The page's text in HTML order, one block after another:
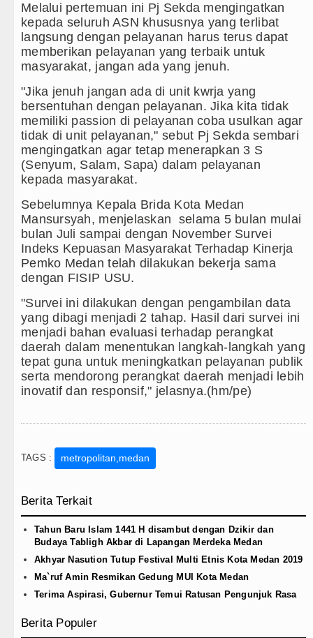
Melalui pertemuan ini Pj Sekda mengingatkan
kepada seluruh ASN khususnya yang terlibat
langsung dengan pelayanan harus terus dapat
memberikan pelayanan yang terbaik untuk
masyarakat, jangan ada yang jenuh.
"Jika jenuh jangan ada di unit kwrja yang
bersentuhan dengan pelayanan. Jika kita tidak
memiliki passion di pelayanan coba usulkan agar
tidak di unit pelayanan," sebut Pj Sekda sembari
mengingatkan agar tetap menerapkan 3 S
(Senyum, Salam, Sapa) dalam pelayanan
kepada masyarakat.
Sebelumnya Kepala Brida Kota Medan
Mansursyah, menjelaskan selama 5 bulan mulai
bulan Juli sampai dengan November Survei
Indeks Kepuasan Masyarakat Terhadap Kinerja
Pemko Medan telah dilakukan bekerja sama
dengan FISIP USU.
"Survei ini dilakukan dengan pengambilan data
yang dibagi menjadi 2 tahap. Hasil dari survei ini
menjadi bahan evaluasi terhadap perangkat
daerah dalam menentukan langkah-langkah yang
tepat guna untuk meningkatkan pelayanan publik
serta mendorong perangkat daerah menjadi lebih
inovatif dan responsif," jelasnya.(hm/pe)
TAGS : metropolitan,medan
Berita Terkait
Tahun Baru Islam 1441 H disambut dengan Dzikir dan
Budaya Tabligh Akbar di Lapangan Merdeka Medan
Akhyar Nasution Tutup Festival Multi Etnis Kota Medan 2019
Ma`ruf Amin Resmikan Gedung MUI Kota Medan
Terima Aspirasi, Gubernur Temui Ratusan Pengunjuk Rasa
Berita Populer